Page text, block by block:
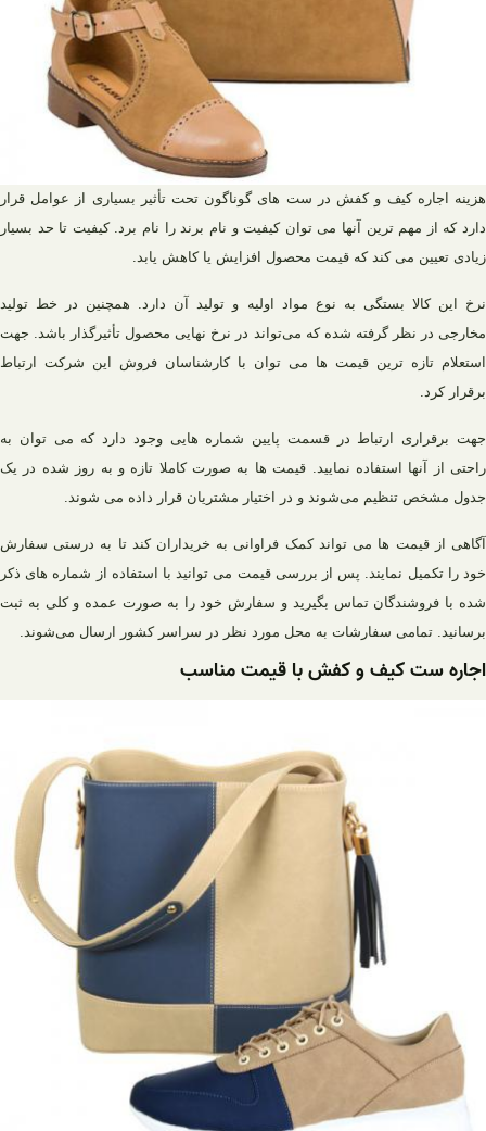
هزینه اجاره کیف و کفش در ست های گوناگون تحت تأثیر بسیاری از عوامل قرار
دارد که از مهم‌ ترین آنها می ‌توان کیفیت و نام برند را نام برد. کیفیت تا حد بسیار
زیادی تعیین می‌ کند که قیمت محصول افزایش یا کاهش یابد.
نرخ این کالا بستگی به نوع مواد اولیه و تولید آن دارد. همچنین در خط تولید
مخارجی در نظر گرفته شده که می‌تواند در نرخ نهایی محصول تأثیرگذار باشد. جهت
استعلام تازه ترین قیمت ها می توان با کارشناسان فروش این شرکت ارتباط
برقرار کرد.
جهت برقراری ارتباط در قسمت پایین شماره‌ هایی وجود دارد که می‌ توان به
راحتی از آنها استفاده نمایید. قیمت ها به صورت کاملا تازه و به روز شده در یک
جدول مشخص تنظیم می‌شوند و در اختیار مشتریان قرار داده می شوند.
آگاهی از قیمت ها می تواند کمک فراوانی به خریداران کند تا به درستی سفارش
خود را تکمیل نمایند. پس از بررسی قیمت می توانید با استفاده از شماره های ذکر
شده با فروشندگان تماس بگیرید و سفارش خود را به صورت عمده و کلی به ثبت
برسانید. تمامی سفارشات به محل مورد نظر در سراسر کشور ارسال می‌شوند.
اجاره ست کیف و کفش با قیمت مناسب